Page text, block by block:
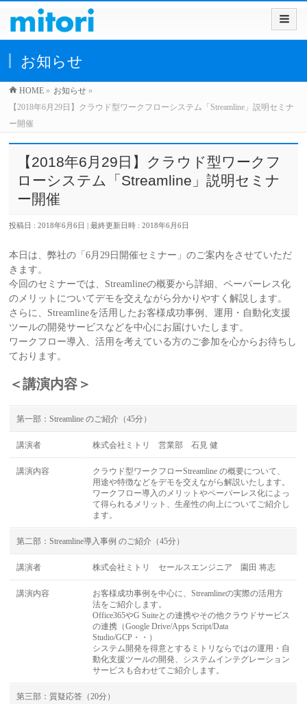
お知らせ
HOME » お知らせ »
【2018年6月29日】クラウド型ワークフローシステム「Streamline」説明セミナ
ー開催
【2018年6月29日】クラウド型ワークフ
ローシステム「Streamline」説明セミナ
ー開催
投稿日 : 2018年6月6日 最終更新日時 : 2018年6月6日
本日は、弊社の「6月29日開催セミナー」のご案内をさせていただ
きます。
今回のセミナーでは、Streamlineの概要から詳細、ペーパーレス化
のメリットについてデモを交えながら分かりやすく解説します。
さらに、Streamlineを活用したお客様成功事例、運用・自動化支援
ツールの開発サービスなどを中心にお届けいたします。
ワークフロー導入、活用を考えている方のご参加を心からお待ちし
ております。
＜講演内容＞
第一部：Streamline のご紹介（45分）
講演者 株式会社ミトリ 営業部 石見 健
講演内容
クラウド型ワークフローStreamline の概要について、
用途や特徴などをデモを交えながら解説いたします。
ワークフロー導入のメリットやペーパーレス化によっ
て得られるメリット、生産性の向上についてご紹介し
ます。
第二部：Streamline導入事例 のご紹介（45分）
講演者 株式会社ミトリ セールスエンジニア 園田 将志
講演内容
お客様成功事例を中心に、Streamlineの実際の活用方
法をご紹介します。
Office365やG Suiteとの連携やその他クラウドサービス
の連携（Google Drive/Apps Script/Data
Studio/GCP・・）
システム開発を得意とするミトリならではの運用・自
動化支援ツールの開発、システムインテグレーション
サービスも合わせてご紹介します。
第三部：質疑応答（20分）